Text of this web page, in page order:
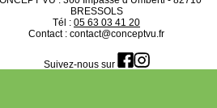
BRESSOLS
Tél : 05 63 03 41 20
Contact : contact@conceptvu.fr
Suivez-nous sur